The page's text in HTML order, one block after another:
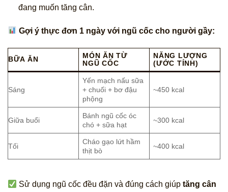
đang muốn tăng cân.
Gợi ý thực đơn 1 ngày với ngũ cốc cho người gầy:
BỮA ĂN
MÓN ĂN TỪ
NGŨ CỐC
NĂNG LƯỢNG
(ƯỚC TÍNH)
Sáng
Yến mạch nấu sữa
+ chuối + bơ đậu
phộng
~450 kcal
Giữa buổi
Bánh ngũ cốc óc
chó + sữa hạt
~300 kcal
Tối
Cháo gạo lứt hầm
thịt bò
~400 kcal
Sử dụng ngũ cốc đều đặn và đúng cách giúptăng cân